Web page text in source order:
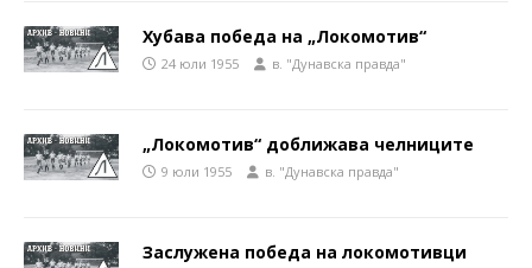
Хубава победа на „Локомотив“
24 юли 1955 в. "Дунавска правда"
„Локомотив“ доближава челниците
9 юли 1955 в. "Дунавска правда"
Заслужена победа на локомотивци